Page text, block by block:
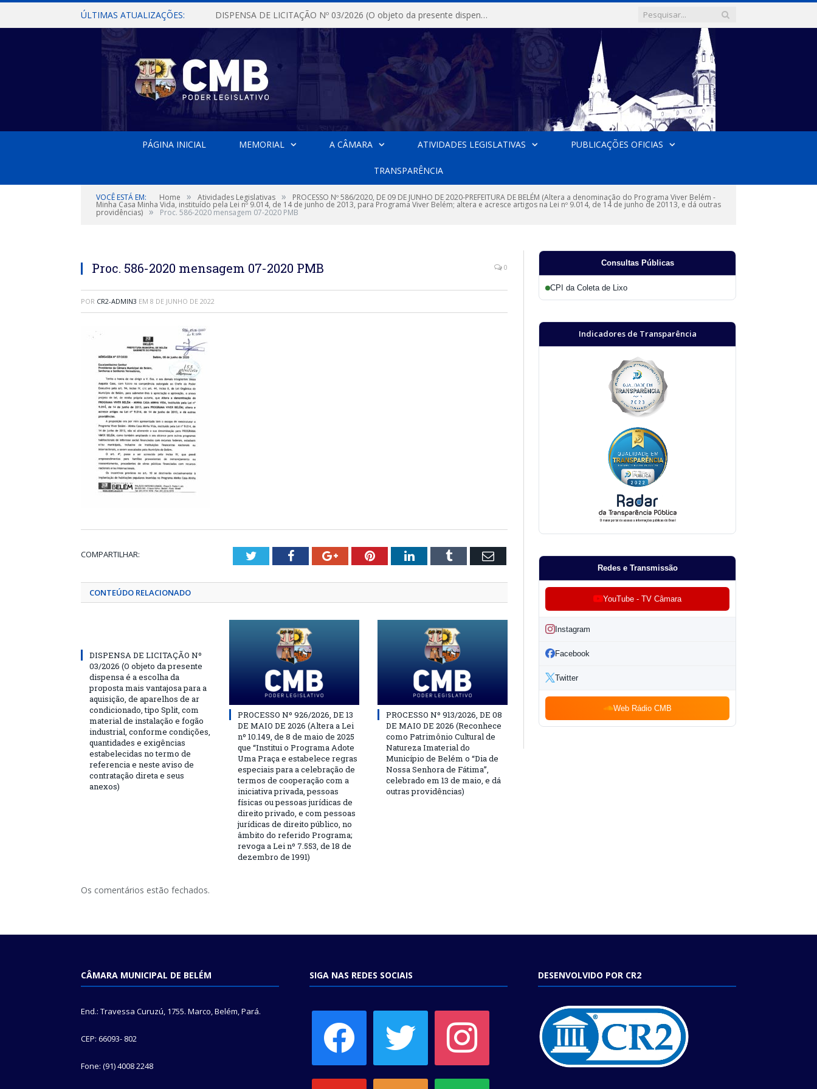
ÚLTIMAS ATUALIZAÇÕES: DISPENSA DE LICITAÇÃO Nº 03/2026 (O objeto da presente dispensa é a escolha da proposta mais vantajosa para a aquisição, de aparelhos de ar condicionado, tipo Split, com material de instalação e fogão industrial, conforme condições, quantidades e exigências estabelecidas no termo de referencia e neste aviso de contratação direta e seus anexos)
PÁGINA INICIAL MEMORIAL A CÂMARA ATIVIDADES LEGISLATIVAS PUBLICAÇÕES OFICIAS
TRANSPARÊNCIA
VOCÊ ESTÁ EM: Home » Atividades Legislativas » PROCESSO Nº 586/2020, DE 09 DE JUNHO DE 2020-PREFEITURA DE BELÉM (Altera a denominação do Programa Viver Belém -
Minha Casa Minha Vida, instituído pela Lei nº 9.014, de 14 de junho de 2013, para Programa Viver Belém; altera e acresce artigos na Lei nº 9.014, de 14 de junho de 20113, e dá outras
providências) » Proc. 586-2020 mensagem 07-2020 PMB
Proc. 586-2020 mensagem 07-2020 PMB 0
POR CR2-ADMIN3 EM 8 DE JUNHO DE 2022
COMPARTILHAR: TwitterFacebookGoogle+PinterestLinkedInTumblr Email
CONTEÚDO RELACIONADO
DISPENSA DE LICITAÇÃO Nº
03/2026 (O objeto da presente
dispensa é a escolha da
proposta mais vantajosa para a
aquisição, de aparelhos de ar
condicionado, tipo Split, com
material de instalação e fogão
industrial, conforme condições,
quantidades e exigências
estabelecidas no termo de
referencia e neste aviso de
contratação direta e seus
anexos)
PROCESSO Nº 926/2026, DE 13
DE MAIO DE 2026 (Altera a Lei
nº 10.149, de 8 de maio de 2025
que “Institui o Programa Adote
Uma Praça e estabelece regras
especiais para a celebração de
termos de cooperação com a
iniciativa privada, pessoas
físicas ou pessoas jurídicas de
direito privado, e com pessoas
jurídicas de direito público, no
âmbito do referido Programa;
revoga a Lei nº 7.553, de 18 de
dezembro de 1991)
PROCESSO Nº 913/2026, DE 08
DE MAIO DE 2026 (Reconhece
como Patrimônio Cultural de
Natureza Imaterial do
Município de Belém o “Dia de
Nossa Senhora de Fátima”,
celebrado em 13 de maio, e dá
outras providências)
Os comentários estão fechados.
Consultas Públicas
CPI da Coleta de Lixo
Indicadores de Transparência
Redes e Transmissão
YouTube - TV Câmara
Instagram
Facebook
Twitter
Web Rádio CMB
CÂMARA MUNICIPAL DE BELÉM
End.: Travessa Curuzú, 1755. Marco, Belém, Pará.
CEP: 66093- 802
Fone: (91) 4008 2248
SIGA NAS REDES SOCIAIS DESENVOLVIDO POR CR2